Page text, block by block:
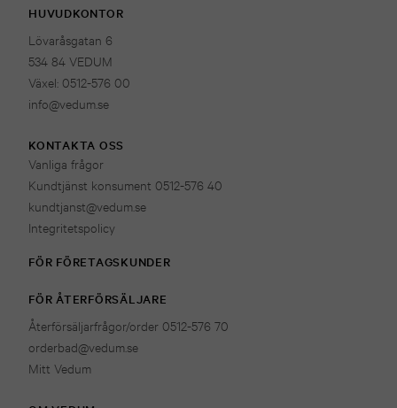
HUVUDKONTOR
Lövaråsgatan 6
534 84 VEDUM
Växel: 0512-576 00
info@vedum.se
KONTAKTA OSS
Vanliga frågor
Kundtjänst konsument 0512-576 40
kundtjanst@vedum.se
Integritetspolicy
FÖR FÖRETAGSKUNDER
FÖR ÅTERFÖRSÄLJARE
Återförsäljarfrågor/order 0512-576 70
orderbad@vedum.se
Mitt Vedum